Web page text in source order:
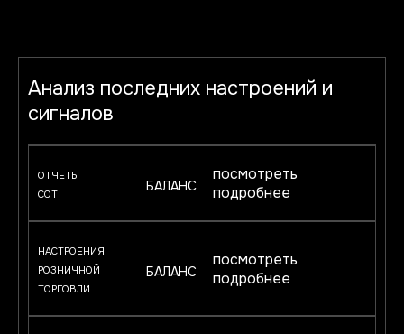
Анализ последних настроений и
сигналов
ОТЧЕТЫ
COT
БАЛАНС
посмотреть
подробнее
НАСТРОЕНИЯ
РОЗНИЧНОЙ
ТОРГОВЛИ
БАЛАНС
посмотреть
подробнее